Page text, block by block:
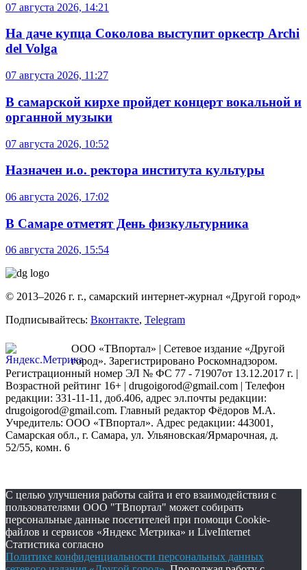
07 августа 2026, 14:21
На даче купца Соколова выступит оркестр Archi
del Volga
07 августа 2026, 11:27
В самарской кирхе пройдет концерт вокальной и
органной музыки
07 августа 2026, 10:52
Назначен и.о. ректора института культуры
06 августа 2026, 17:02
В Самаре отметят День физкультурника
06 августа 2026, 15:54
© 2013–2026 г. г., самарский интернет-журнал «Другой город»
Подписывайтесь: Вконтакте, Telegram
ООО «ТВпортал» | Сетевое издание «Другой
город». Зарегистрировано Роскомнадзором.
Регистрационный номер ЭЛ № ФС 77 - 71907от 13.12.2017 г. |
Возрастной рейтинг 16+ | drugoigorod@gmail.com | Телефон
редакции: 331-11-11, доб.406, адрес эл.почты редакции:
drugoigorod@gmail.com. Главный редактор Фёдоров М.А.
Учредитель: ООО «ТВпортал». Адрес редакции: 443001,
Самарская обл., г. Самара, ул. Ульяновская/Ярмарочная, д.
52/55, комн. 6
С целью улучшения работы сайта и его взаимодействия с
пользователями ООО "ТВпортал" может собирать
персональные данные посетителей при помощи Cookie-
файлов и сервисов «Яндекс Метрика» и LiveInternet
Статистика согласно
Политике конфиденциальности персональных данных